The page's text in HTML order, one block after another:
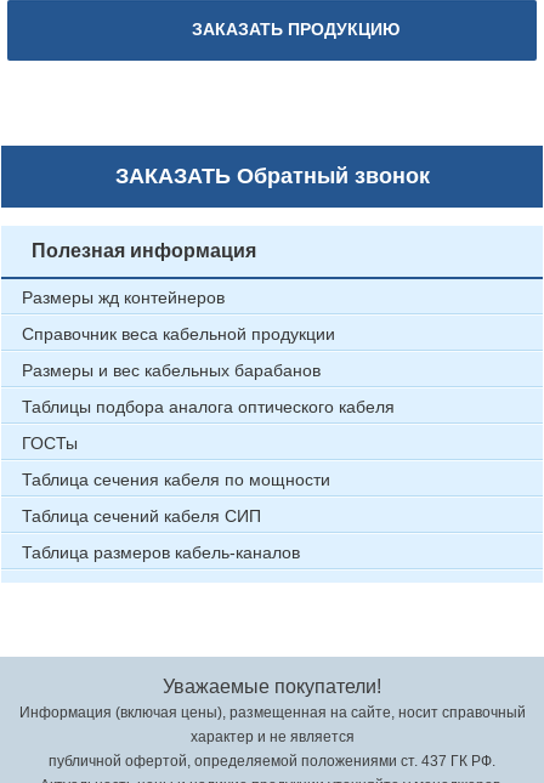
ЗАКАЗАТЬ ПРОДУКЦИЮ
ЗАКАЗАТЬОбратный звонок
Полезная информация
Размеры жд контейнеров
Справочник веса кабельной продукции
Размеры и вес кабельных барабанов
Таблицы подбора аналога оптического кабеля
ГОСТы
Таблица сечения кабеля по мощности
Таблица сечений кабеля СИП
Таблица размеров кабель-каналов
Уважаемые покупатели!
Информация (включая цены), размещенная на сайте, носит справочный
характер и не является
публичной офертой, определяемой положениями ст. 437 ГК РФ.